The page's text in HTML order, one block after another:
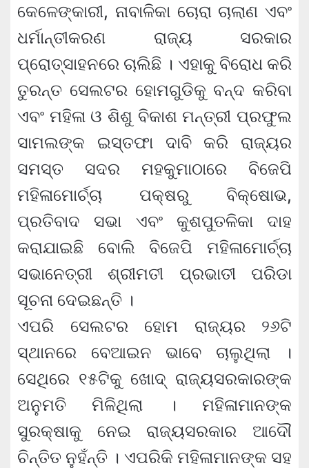
କେଳେଙ୍କାରୀ, ନାବାଳିକା ଚୋରା ଚାଲାଣ ଏବଂ
ଧର୍ମାନ୍ତୀକରଣ ରାଜ୍ୟ ସରକାର
ପ୍ରୋତ୍ସାହନରେ ଚାଲିଛି । ଏହାକୁ ବିରୋଧ କରି
ତୁରନ୍ତ ସେଲଟର ହୋମଗୁଡିକୁ ବନ୍ଦ କରିବା
ଏବଂ ମହିଳା ଓ ଶିଶୁ ବିକାଶ ମନ୍ତ୍ରୀ ପ୍ରଫୁଲ
ସାମଲଙ୍କ ଇସ୍ତଫା ଦାବି କରି ରାଜ୍ୟର
ସମସ୍ତ ସଦର ମହକୁମାଠାରେ ବିଜେପି
ମହିଳାମୋର୍ଚ୍ଚା ପକ୍ଷରୁ ବିକ୍ଷୋଭ,
ପ୍ରତିବାଦ ସଭା ଏବଂ କୁଶପୁତଳିକା ଦାହ
କରାଯାଇଛି ବୋଲି ବିଜେପି ମହିଳାମୋର୍ଚ୍ଚା
ସଭାନେତ୍ରୀ ଶ୍ରୀମତୀ ପ୍ରଭାତୀ ପରିଡା
ସୂଚନା ଦେଇଛନ୍ତି ।
ଏପରି ସେଲଟର ହୋମ ରାଜ୍ୟର ୨୬ଟି
ସ୍ଥାନରେ ବେଆଇନ ଭାବେ ଚାଲୁଥିଲା ।
ସେଥିରେ ୧୫ଟିକୁ ଖୋଦ୍ ରାଜ୍ୟସରକାରଙ୍କ
ଅନୁମତି ମିଳିଥିଲା । ମହିଳାମାନଙ୍କ
ସୁରକ୍ଷାକୁ ନେଇ ରାଜ୍ୟସରକାର ଆଦୌ
ଚିନ୍ତିତ ନୁହଁନ୍ତି । ଏପରିକି ମହିଳାମାନଙ୍କ ସହ